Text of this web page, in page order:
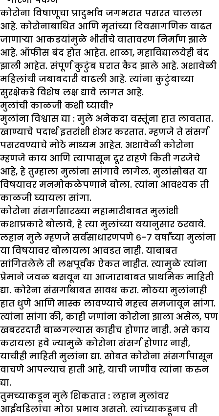
कोरोना विषाणूचा प्रादुर्भाव जगभरात पसरत चालला
आहे. कोरोनाबाधित आणि मृतांच्या दिवसागणिक वाढत
जाणाऱ्या आकडयांमुळे भीतीचे वातावरण निर्माण झाले
आहे. ऑफीस बंद होत आहेत. शाळा, महाविद्यालयेही बंद
झाली आहेत. संपूर्ण कुटुंब घरात कैद झाले आहे. अशावेळी
महिलांची जबाबदारी वाढली आहे. त्यांना कुटुंबाच्या
सुरक्षेकडे विशेष लक्ष द्यावे लागत आहे.
मुलांची काळजी कशी घ्यावी?
मुलांना विश्वास द्या : मुले अनेकदा वस्तूंना हात लावतात.
खाण्याचे पदार्थ इतरांशी शेअर करतात. म्हणजे ते संसर्ग
पसरवण्याचे मोठे माध्यम आहेत. अशावेळी कोरोना
म्हणजे काय आणि त्यापासून दूर राहणे किती गरजेचे
आहे, हे तुम्हाला मुलांना सांगावे लागेल. मुलांसोबत या
विषयावर मनमोकळेपणाने बोला. त्यांना आवश्यक ती
काळजी घ्यायला सांगा.
कोरोना संसर्गासारख्या महामारीबाबत मुलांशी
कशाप्रकारे बोलावे, हे त्या मुलांच्या वयानुसार ठरवावे.
लहान मुले म्हणजे सर्वसाधारणपणे ६-७ वर्षांच्या मुलांना
या विषयावर बोलायला आवडत नाही. याबाबत
सांगितलेले ती लक्षपूर्वक ऐकत नाहीत. त्यामुळे त्यांना
प्रेमाने जवळ बसवून या आजाराबाबत प्राथमिक माहिती
द्या. कोरेना संसर्गाबाबत सावध करा. मोठया मुलांनाही
हात धुणे आणि मास्क लावण्याचे महत्त्व समजावून सांगा.
त्यांना सांगा की, काही जणांना कोरोना झाला असेल, पण
खबररदारी बाळगल्यास काहीच होणार नाही. असे काय
करायला हवे ज्यामुळे कोरोना संसर्ग होणार नाही,
याचीही माहिती मुलांना द्या. सोबत कोरोना संसर्गापासून
वाचणे आपल्याच हाती आहे, याची जाणीव त्यांना करुन
द्या.
तुमच्याकडून मुले शिकतात : लहान मुलांवर
आईवडिलांचा मोठा प्रभाव असतो. त्यांच्याकडूनच ती